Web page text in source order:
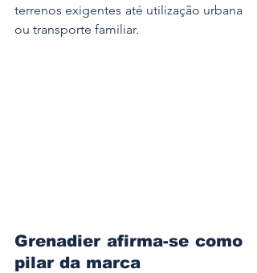
terrenos exigentes até utilização urbana
ou transporte familiar.
Grenadier afirma-se como
pilar da marca